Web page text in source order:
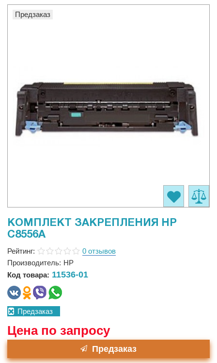
Предзаказ
КОМПЛЕКТ ЗАКРЕПЛЕНИЯ HP
C8556A
Рейтинг:
0 отзывов
Производитель: HP
Код товара: 11536-01
Предзаказ
Цена по запросу
Предзаказ